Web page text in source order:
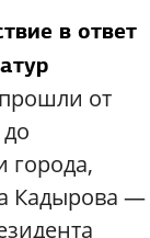
в ответ
от
города,
Кадырова —